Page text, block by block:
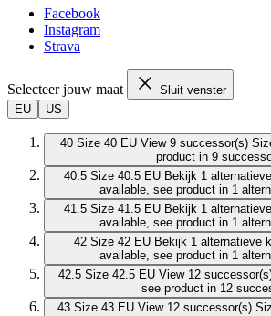
Facebook
Instagram
Strava
Selecteer jouw maat
Sluit venster
EU
US
40 Size 40 EU View 9 successor(s)
product in 9
40.5 Size 40.5 EU Bekijk 1
available, see product in 1
41.5 Size 41.5 EU Bekijk 1
available, see product in 1
42 Size 42 EU Bekijk 1 alternatieve
available, see product in 1
42.5 Size 42.5 EU View 12
see product in 12
43 Size 43 EU View 12 successor(s)